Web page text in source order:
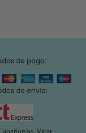
de pago:
de envío:
Vícar